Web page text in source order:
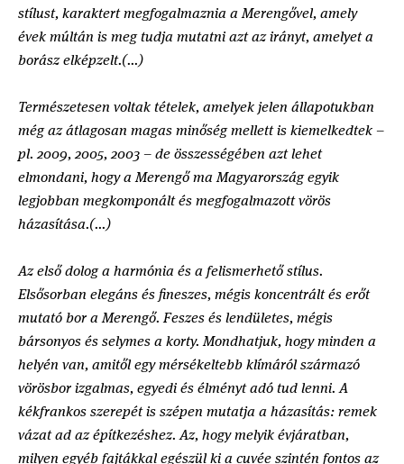
stílust, karaktert megfogalmaznia a Merengővel, amely
évek múltán is meg tudja mutatni azt az irányt, amelyet a
borász elképzelt.(...)
Természetesen voltak tételek, amelyek jelen állapotukban
még az átlagosan magas minőség mellett is kiemelkedtek –
pl. 2009, 2005, 2003 – de összességében azt lehet
elmondani, hogy a Merengő ma Magyarország egyik
legjobban megkomponált és megfogalmazott vörös
házasítása.(...)
Az első dolog a harmónia és a felismerhető stílus.
Elsősorban elegáns és fineszes, mégis koncentrált és erőt
mutató bor a Merengő. Feszes és lendületes, mégis
bársonyos és selymes a korty. Mondhatjuk, hogy minden a
helyén van, amitől egy mérsékeltebb klímáról származó
vörösbor izgalmas, egyedi és élményt adó tud lenni. A
kékfrankos szerepét is szépen mutatja a házasítás: remek
vázat ad az építkezéshez. Az, hogy melyik évjáratban,
milyen egyéb fajtákkal egészül ki a cuvée szintén fontos az